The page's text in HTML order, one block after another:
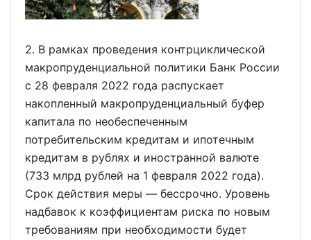
2. В рамках проведения контрциклической
макропруденциальной политики Банк России
с 28 февраля 2022 года распускает
накопленный макропруденциальный буфер
капитала по необеспеченным
потребительским кредитам и ипотечным
кредитам в рублях и иностранной валюте
(733 млрд рублей на 1 февраля 2022 года).
Срок действия меры — бессрочно. Уровень
надбавок к коэффициентам риска по новым
требованиям при необходимости будет